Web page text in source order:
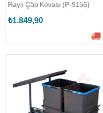
Raylı Çöp Kovası (P-9156)
₺1.849,90